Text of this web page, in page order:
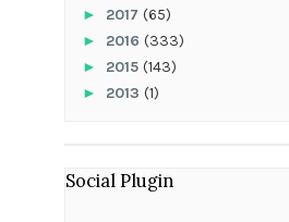
► 2017 (65)
► 2016 (333)
► 2015 (143)
► 2013 (1)
Social Plugin